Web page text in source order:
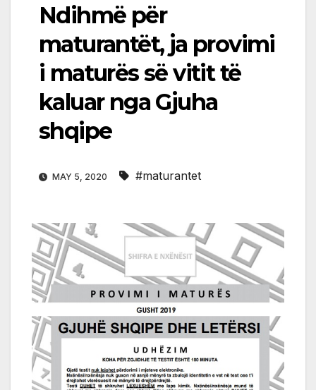
Ndihmë për
maturantët, ja provimi
i maturës së vitit të
kaluar nga Gjuha
shqipe
MAY 5, 2020 #maturantet